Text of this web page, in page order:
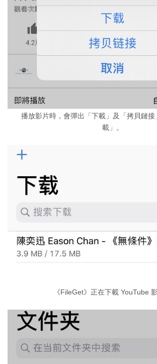
播放影片時，會彈出「下載」及「拷貝鏈
載」。
《FileGet》正在下載 YouTube 影